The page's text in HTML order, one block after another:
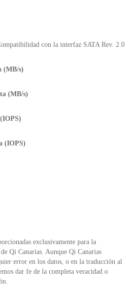
con la interfaz SATA Rev. 2.0
(MB/s)
(MB/s)
(IOPS)
exclusivamente para la
Qi Canarias. Aunque Qi Canarias
error en los datos, o en la traducción al
dar fe de la completa veracidad o